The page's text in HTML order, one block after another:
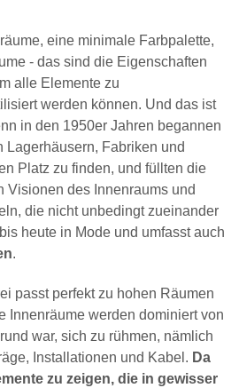
eine minimale Farbpalette,
- das sind die Eigenschaften
alle Elemente zu
werden können. Und das ist
in den 1950er Jahren begannen
Lagerhäusern, Fabriken und
Platz zu finden, und füllten die
Visionen des Innenraums und
die nicht unbedingt zueinander
heute in Mode und umfasst auch
.
passt perfekt zu hohen Räumen
Innenräume werden dominiert von
war, sich zu rühmen, nämlich
Installationen und Kabel. Da
zu zeigen, die in gewisser